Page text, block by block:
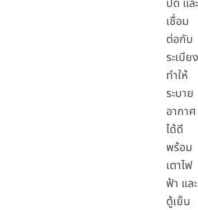
ปิด และ
เชื่อม
ต่อกับ
ระเบียง
ทำให้
ระบาย
อากาศ
ได้ดี
พร้อม
เตาไฟ
ฟ้า และ
ตู้เย็น